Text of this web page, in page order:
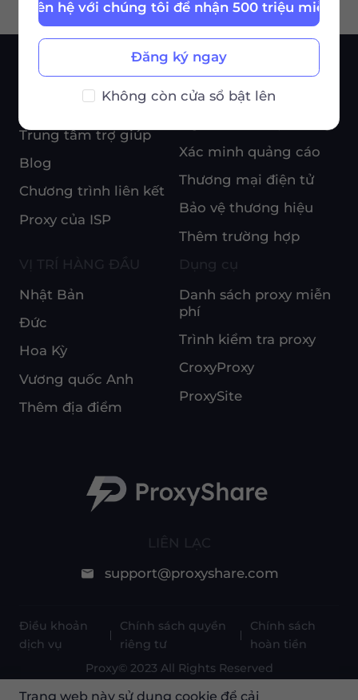
LIÊN LẠC
support@proxyshare.com
DỊCH VỤ
Trung tâm trợ giúp
Blog
Chương trình liên kết
Proxy của ISP
TRƯỜNG HỢP SỬ
DỤNG
Xác minh quảng cáo
Thương mại điện tử
Bảo vệ thương hiệu
Thêm trường hợp
VỊ TRÍ HÀNG ĐẦU
Nhật Bản
Đức
Hoa Kỳ
Vương quốc Anh
Thêm địa điểm
Dụng cụ
Danh sách proxy miễn
phí
Trình kiểm tra proxy
CroxyProxy
ProxySite
Điều khoản
dịch vụ
Chính sách quyền
riêng tư
Chính sách
hoàn tiền
Proxy© 2023 All Rights Reserved
Trang web này sử dụng cookie để cải
Đăng ký ngay
Liên hệ với chúng tôi để nhận 500 triệu miễn
Không còn cửa sổ bật lên